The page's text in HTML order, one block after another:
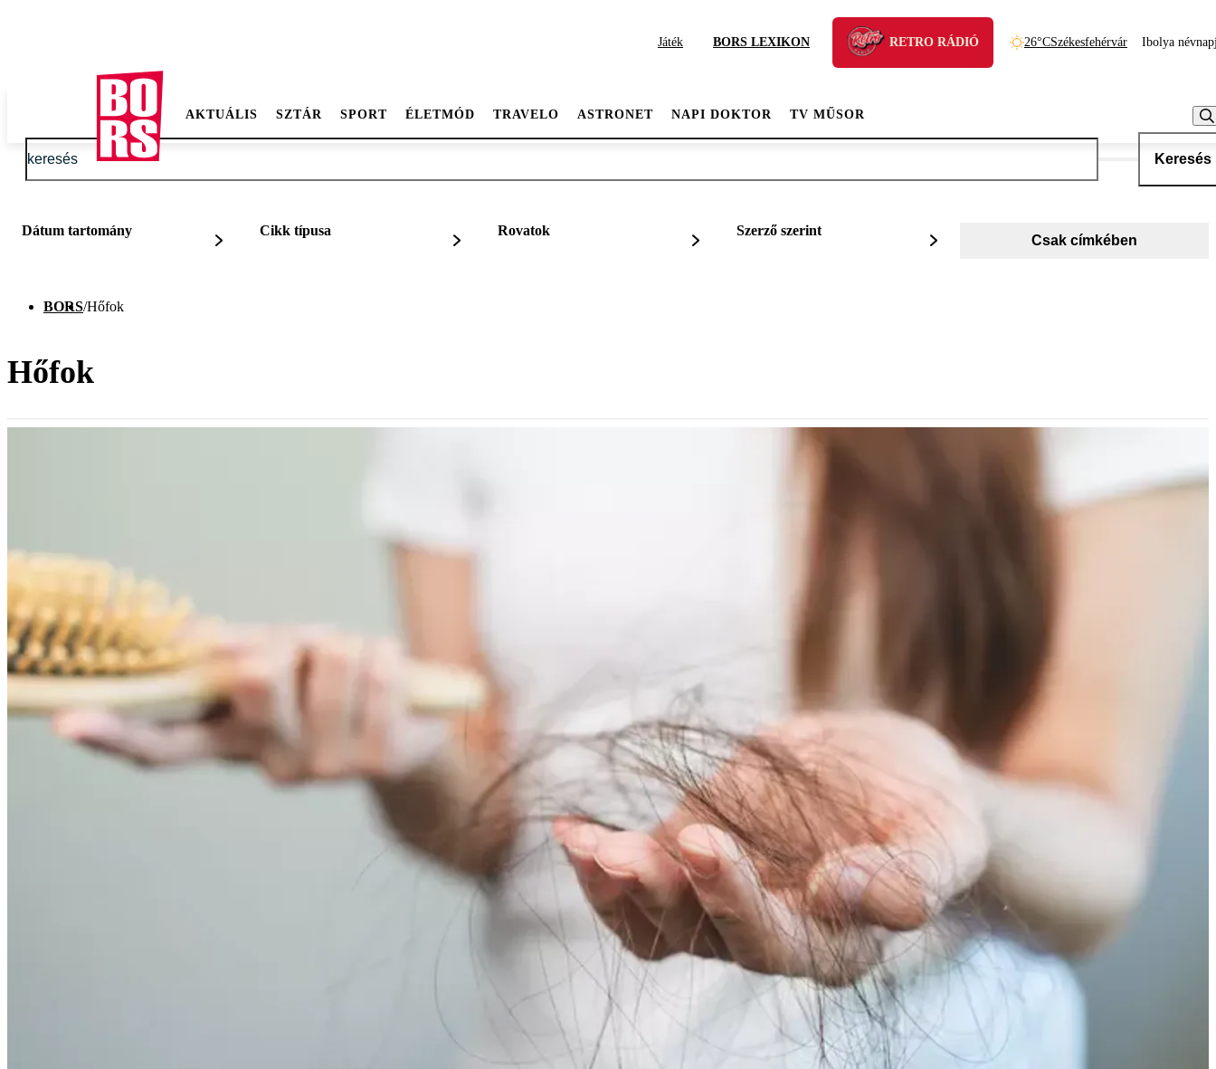
Játék BORS LEXIKON RETRO RÁDIÓ 26°CSzékesfehérvár Ibolya
AKTUÁLIS SZTÁR SPORT ÉLETMÓD TRAVELO ASTRONET NAPI DOKTOR TV MŰSOR
Keresés
Dátum tartomány Cikk típusa Rovatok Szerző szerint
Csak címkében
BORS/Hőfok
Hőfok